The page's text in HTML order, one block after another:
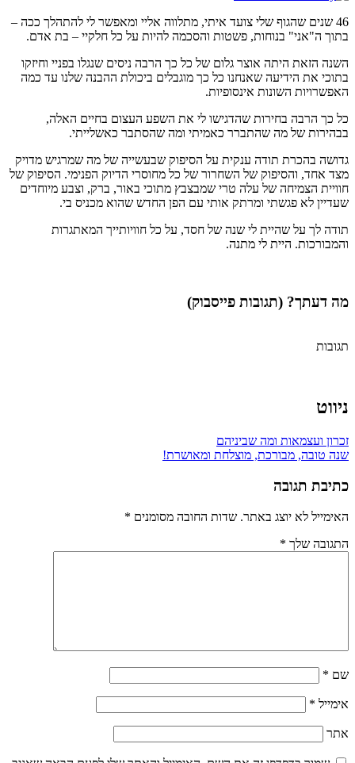
46 שנים שהגוף שלי צועד איתי, מתלווה אליי ומאפשר לי להתהלך ככה –
בתוך ה"אני" בנוחות, פשטות והסכמה להיות על כל חלקיי – בת אדם.
השנה הזאת היתה אוצר גלום של כל כך הרבה ניסים שנגלו בפניי וחיזקו
בתוכי את הידיעה שאנחנו כל כך מוגבלים ביכולת ההבנה שלנו עד כמה
האפשרויות השונות אינסופיות.
כל כך הרבה בחירות שהדגישו לי את השפע העצום בחיים האלה,
בבהירות של מה שהתברר כאמיתי ומה שהסתבר כאשלייתי.
גדושה בהכרת תודה ענקית על הסיפוק שבעשייה של מה שמרגיש מדויק
מצד אחד, והסיפוק של השחרור של כל מחוסרי הדיוק הפנימי. הסיפוק של
חוויית הצמיחה של עלה טרי שמבצבץ מתוכי באור, ברק, וצבע מיוחדים
שעדיין לא פגשתי ומרתק אותי עם הפן החדש שהוא מכניס בי.
תודה לך על שהיית לי שנה של חסד, על כל חוויותייך המאתגרות
והמבורכות. היית לי מתנה.
מה דעתך? (תגובות פייסבוק)
תגובות
ניווט
זכרון ועצמאות ומה שביניהם
שנה טובה, מבורכת, מוצלחת ומאושרת!
כתיבת תגובה
האימייל לא יוצג באתר. שדות החובה מסומנים *
התגובה שלך *
שם *
אימייל *
אתר